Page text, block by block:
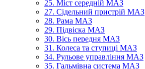
25. Міст середній МАЗ
27. Сідельний пристрій МАЗ
28. Рама МАЗ
29. Підвіска МАЗ
30. Вісь передня МАЗ
31. Колеса та ступиці МАЗ
34. Рульове управління МАЗ
35. Гальмівна система МАЗ